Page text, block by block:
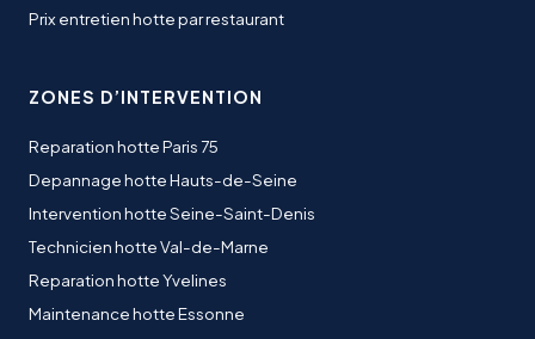
Prix entretien hotte par restaurant
ZONES D’INTERVENTION
Reparation hotte Paris 75
Depannage hotte Hauts-de-Seine
Intervention hotte Seine-Saint-Denis
Technicien hotte Val-de-Marne
Reparation hotte Yvelines
Maintenance hotte Essonne